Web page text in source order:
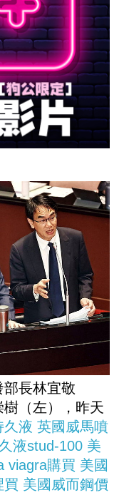
長林宜敬
樹（左），昨天
久液 英國威馬噴
液stud-100 美
viagra購買 美國
買 美國威而鋼價